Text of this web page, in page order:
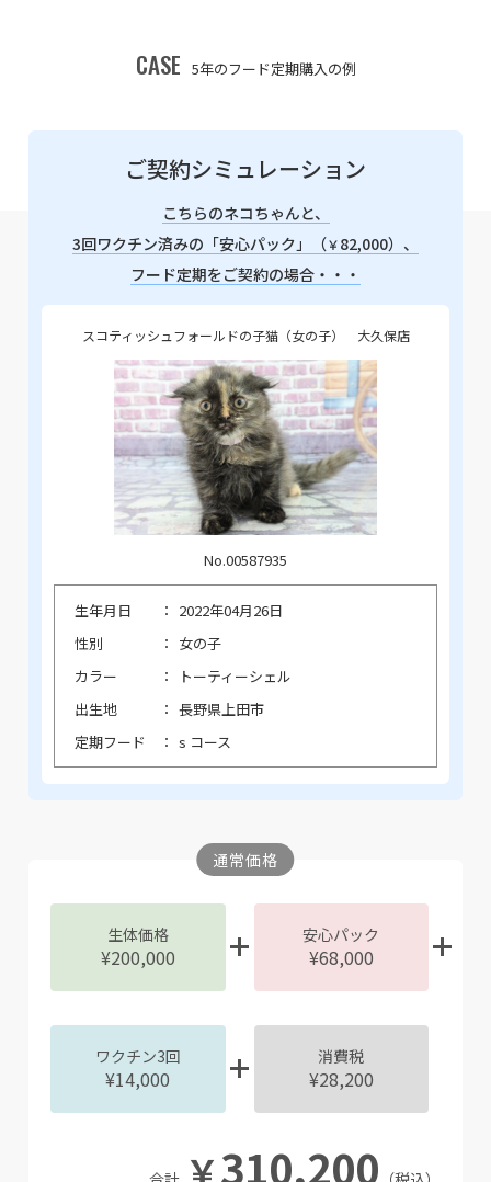
CASE 5年のフード定期購入の例
ご契約シミュレーション
こちらのネコちゃんと、
3回ワクチン済みの「安心パック」（￥82,000）、
フード定期をご契約の場合・・・
スコティッシュフォールドの子猫（女の子） 大久保店
No.00587935
生年月日
2022年04月26日
性別
女の子
カラー
トーティーシェル
出生地
長野県上田市
定期フード
s コース
通常価格
生体価格
¥200,000
安心パック
¥68,000
ワクチン3回
¥14,000
消費税
¥28,200
￥310,200